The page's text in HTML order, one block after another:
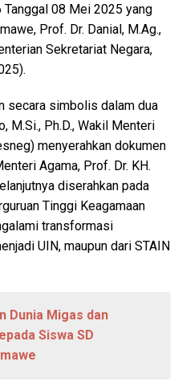
08 Mei 2025 yang
Prof. Dr. Danial, M.Ag.,
Sekretariat Negara,
secara simbolis dalam dua
M.Si., Ph.D., Wakil Menteri
menyerahkan dokumen
Agama, Prof. Dr. KH.
diserahkan pada
Tinggi Keagamaan
transformasi
UIN, maupun dari STAIN
Dunia Migas dan
Siswa SD